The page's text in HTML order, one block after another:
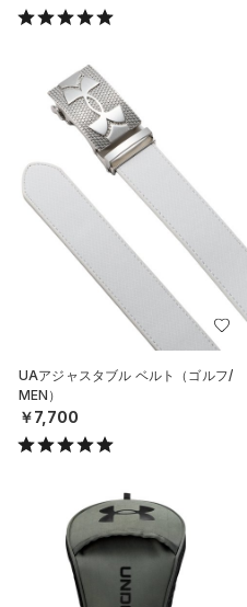
UAアジャスタブル ベルト（ゴルフ/
MEN）
￥7,700